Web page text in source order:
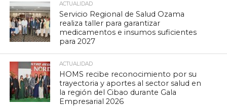
ACTUALIDAD
Servicio Regional de Salud Ozama
realiza taller para garantizar
medicamentos e insumos suficientes
para 2027
ACTUALIDAD
HOMS recibe reconocimiento por su
trayectoria y aportes al sector salud en
la región del Cibao durante Gala
Empresarial 2026